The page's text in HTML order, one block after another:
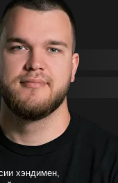
хэндимен,